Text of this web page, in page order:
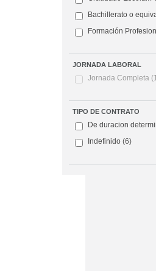
Bachillerato o
Formación
JORNADA LABORAL
Jornada Completa
TIPO DE CONTRATO
De duracion
Indefinido (6)